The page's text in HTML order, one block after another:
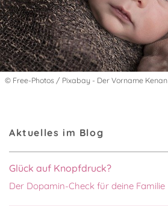
© Free-Photos / Pixabay - Der Vorname Kenan
Aktuelles im Blog
Glück auf Knopfdruck?
Der Dopamin-Check für deine Familie